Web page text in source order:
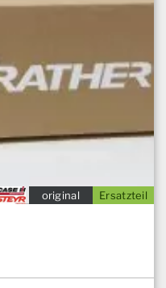
Ersatzteil
original